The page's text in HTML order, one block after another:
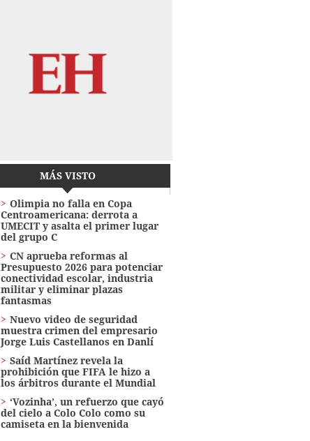
MÁS VISTO
Olimpia no falla en Copa
Centroamericana: derrota a
UMECIT y asalta el primer lugar
del grupo C
CN aprueba reformas al
Presupuesto 2026 para potenciar
conectividad escolar, industria
militar y eliminar plazas
fantasmas
Nuevo video de seguridad
muestra crimen del empresario
Jorge Luis Castellanos en Danlí
Saíd Martínez revela la
prohibición que FIFA le hizo a
los árbitros durante el Mundial
‘Vozinha’, un refuerzo que cayó
del cielo a Colo Colo como su
camiseta en la bienvenida